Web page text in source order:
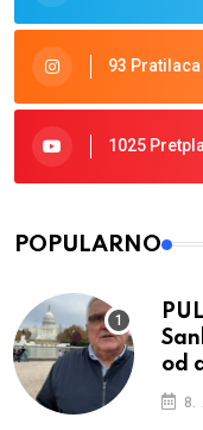
93 Pratilaca
1025
POPULARNO
od
8.